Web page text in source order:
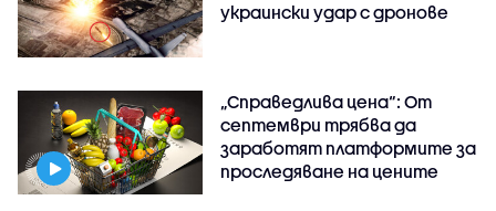
украински удар с дронове
„Справедлива цена“: От
септември трябва да
заработят платформите за
проследяване на цените